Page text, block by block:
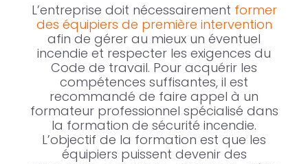
L’entreprise doit nécessairement former
des équipiers de première intervention
afin de gérer au mieux un éventuel
incendie et respecter les exigences du
Code de travail. Pour acquérir les
compétences suffisantes, il est
recommandé de faire appel à un
formateur professionnel spécialisé dans
la formation de sécurité incendie.
L’objectif de la formation est que les
équipiers puissent devenir des